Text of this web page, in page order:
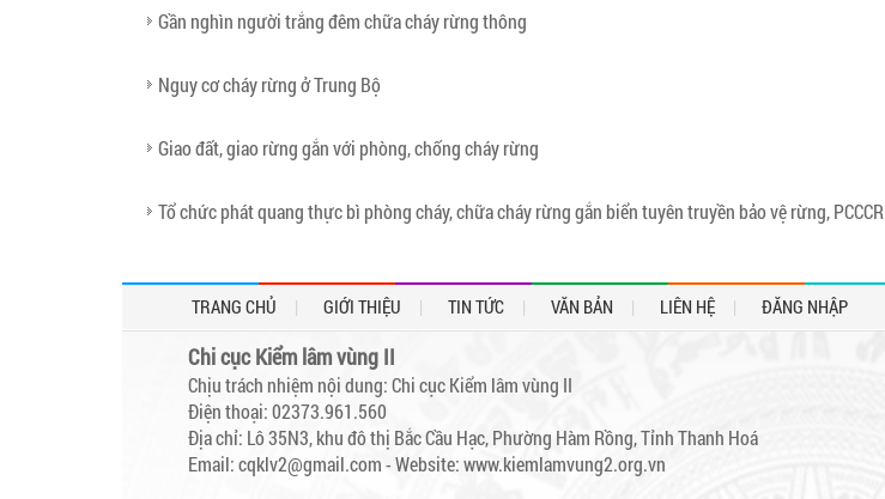
Gần nghìn người trắng đêm chữa cháy rừng thông
Nguy cơ cháy rừng ở Trung Bộ
Giao đất, giao rừng gắn với phòng, chống cháy rừng
Tổ chức phát quang thực bì phòng cháy, chữa cháy rừng gắn biển tuyên truyền bảo vệ rừng, PCCCR
TRANG CHỦ GIỚI THIỆU TIN TỨC VĂN BẢN LIÊN HỆ ĐĂNG NHẬP
Chi cục Kiểm lâm vùng II
Chịu trách nhiệm nội dung: Chi cục Kiểm lâm vùng II
Điện thoại: 02373.961.560
Địa chỉ: Lô 35N3, khu đô thị Bắc Cầu Hạc, Phường Hàm Rồng, Tỉnh Thanh Hoá
Email: cqklv2@gmail.com -Website: www.kiemlamvung2.org.vn